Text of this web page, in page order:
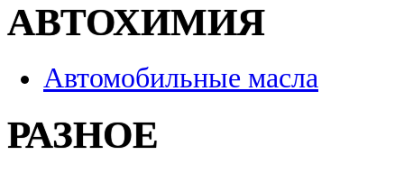
АВТОХИМИЯ
Автомобильные масла
РАЗНОЕ